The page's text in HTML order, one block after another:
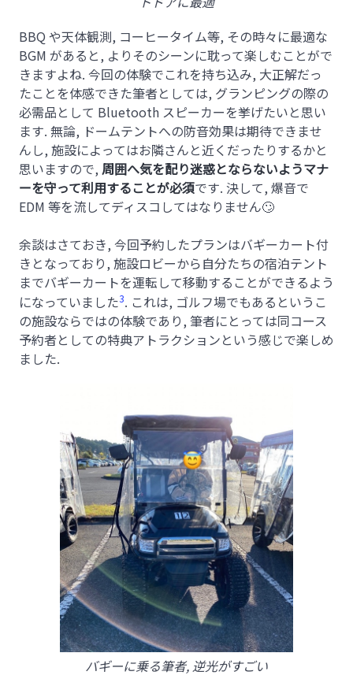
BBQ や天体観測, コーヒータイム等, その時々に最適な
BGM があると, よりそのシーンに耽って楽しむことがで
きますよね. 今回の体験でこれを持ち込み, 大正解だっ
たことを体感できた筆者としては, グランピングの際の
必需品として Bluetooth スピーカーを挙げたいと思い
ます. 無論, ドームテントへの防音効果は期待できませ
んし, 施設によってはお隣さんと近くだったりするかと
思いますので, 周囲へ気を配り迷惑とならないようマナ
ーを守って利用することが必須です. 決して, 爆音で
EDM 等を流してディスコしてはなりません🙄
余談はさておき, 今回予約したプランはバギーカート付
きとなっており, 施設ロビーから自分たちの宿泊テント
までバギーカートを運転して移動することができるよう
になっていました3. これは, ゴルフ場でもあるというこ
の施設ならではの体験であり, 筆者にとっては同コース
予約者としての特典アトラクションという感じで楽しめ
ました.
バギーに乗る筆者, 逆光がすごい